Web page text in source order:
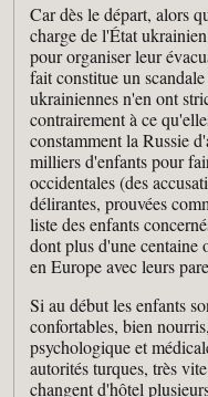
Car dès le départ, alors
charge de l'État
pour organiser leur
fait constitue un
ukrainiennes n'en ont
contrairement à ce
constamment la Russie
milliers d'enfants pour
occidentales (des
délirantes, prouvées
liste des enfants
dont plus d'une centaine
en Europe avec leurs
Si au début les enfants
confortables, bien
psychologique et
autorités turques, très
changent d'hôtel